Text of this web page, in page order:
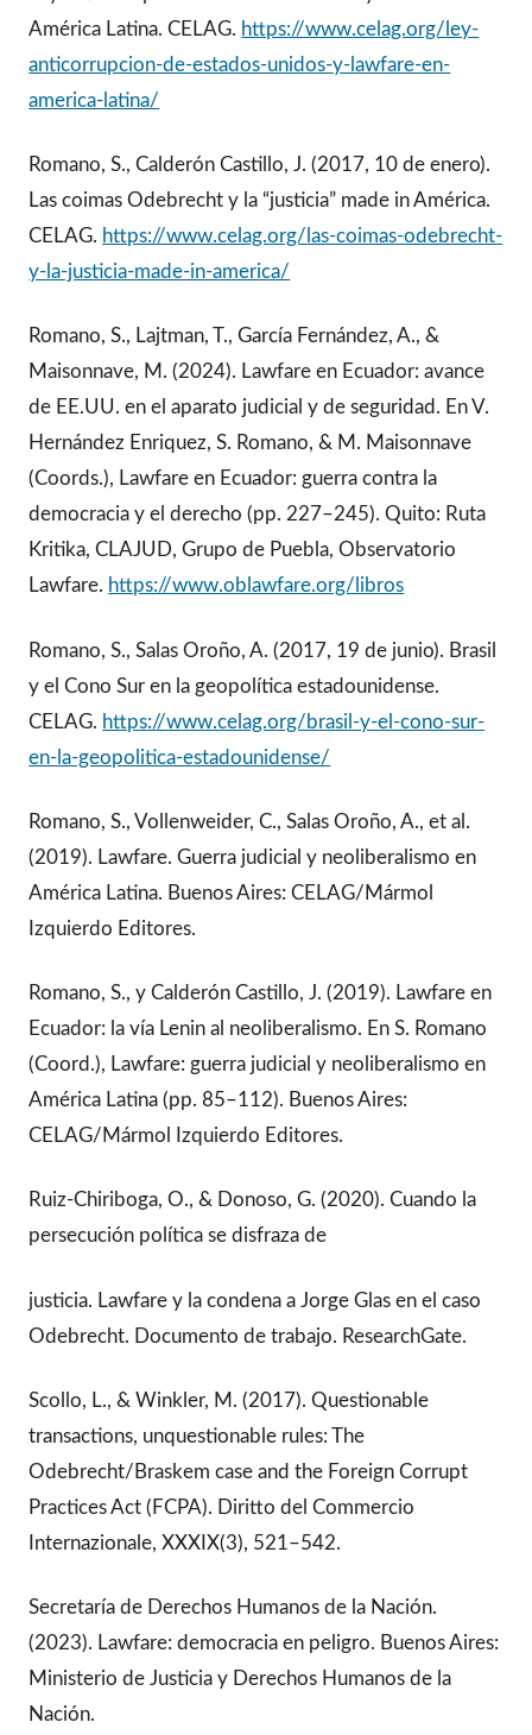
América Latina. CELAG. https://www.celag.org/ley-
anticorrupcion-de-estados-unidos-y-lawfare-en-
america-latina/
Romano, S., Calderón Castillo, J. (2017, 10 de enero).
Las coimas Odebrecht y la “justicia” made in América.
CELAG. https://www.celag.org/las-coimas-odebrecht-
y-la-justicia-made-in-america/
Romano, S., Lajtman, T., García Fernández, A., &
Maisonnave, M. (2024). Lawfare en Ecuador: avance
de EE.UU. en el aparato judicial y de seguridad. En V.
Hernández Enriquez, S. Romano, & M. Maisonnave
(Coords.), Lawfare en Ecuador: guerra contra la
democracia y el derecho (pp. 227–245). Quito: Ruta
Kritika, CLAJUD, Grupo de Puebla, Observatorio
Lawfare. https://www.oblawfare.org/libros
Romano, S., Salas Oroño, A. (2017, 19 de junio). Brasil
y el Cono Sur en la geopolítica estadounidense.
CELAG. https://www.celag.org/brasil-y-el-cono-sur-
en-la-geopolitica-estadounidense/
Romano, S., Vollenweider, C., Salas Oroño, A., et al.
(2019). Lawfare. Guerra judicial y neoliberalismo en
América Latina. Buenos Aires: CELAG/Mármol
Izquierdo Editores.
Romano, S., y Calderón Castillo, J. (2019). Lawfare en
Ecuador: la vía Lenin al neoliberalismo. En S. Romano
(Coord.), Lawfare: guerra judicial y neoliberalismo en
América Latina (pp. 85–112). Buenos Aires:
CELAG/Mármol Izquierdo Editores.
Ruiz-Chiriboga, O., & Donoso, G. (2020). Cuando la
persecución política se disfraza de
justicia. Lawfare y la condena a Jorge Glas en el caso
Odebrecht. Documento de trabajo. ResearchGate.
Scollo, L., & Winkler, M. (2017). Questionable
transactions, unquestionable rules: The
Odebrecht/Braskem case and the Foreign Corrupt
Practices Act (FCPA). Diritto del Commercio
Internazionale, XXXIX(3), 521–542.
Secretaría de Derechos Humanos de la Nación.
(2023). Lawfare: democracia en peligro. Buenos Aires:
Ministerio de Justicia y Derechos Humanos de la
Nación.